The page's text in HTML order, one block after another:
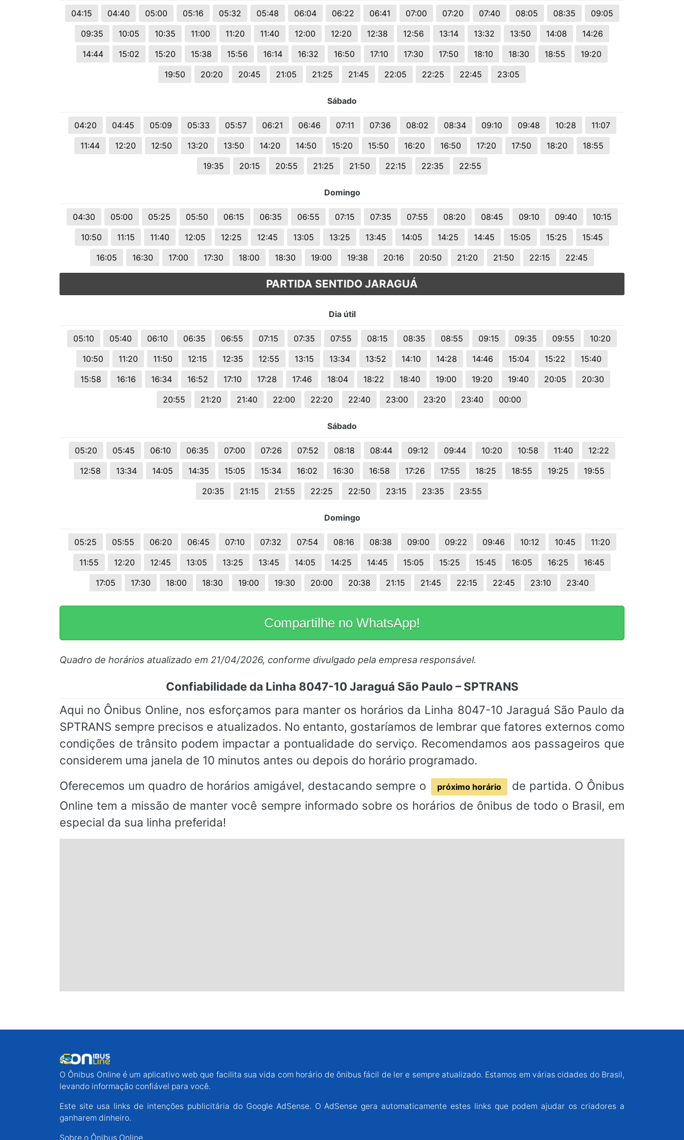
© 2026 Viva City Serviços Digitais Ltda. Todos os direitos reservados.
04:15 04:40 05:00 05:16 05:32 05:48 06:04 06:22 06:41 07:00 07:20 07:40 08:05 08:35
09:05
09:35
10:05 10:35 11:00 11:20 11:40 12:00 12:20 12:38 12:56 13:14 13:32 13:50 14:08
14:26
14:44
15:02 15:20 15:38 15:56 16:14 16:32 16:50 17:10 17:30 17:50 18:10 18:30 18:55
19:20
19:50
20:20 20:45 21:05 21:25 21:45 22:05 22:25 22:45 23:05
Sábado
04:20 04:45 05:09 05:33 05:57 06:21 06:46 07:11 07:36 08:02 08:34 09:10 09:48 10:28
11:07
11:44
12:20 12:50 13:20 13:50 14:20 14:50 15:20 15:50 16:20 16:50 17:20 17:50 18:20
18:55
19:35
20:15 20:55 21:25 21:50 22:15 22:35 22:55
Domingo
04:30 05:00 05:25 05:50 06:15 06:35 06:55 07:15 07:35 07:55 08:20 08:45 09:10 09:40
10:15
10:50
11:15 11:40 12:05 12:25 12:45 13:05 13:25 13:45 14:05 14:25 14:45 15:05 15:25
15:45
16:05
16:30 17:00 17:30 18:00 18:30 19:00 19:38 20:16 20:50 21:20 21:50 22:15 22:45
PARTIDA SENTIDO JARAGUÁ
Dia útil
05:10 05:40 06:10 06:35 06:55 07:15 07:35 07:55 08:15 08:35 08:55 09:15 09:35 09:55
10:20
10:50
11:20 11:50 12:15 12:35 12:55 13:15 13:34 13:52 14:10 14:28 14:46 15:04 15:22
15:40
15:58
16:16 16:34 16:52 17:10 17:28 17:46 18:04 18:22 18:40 19:00 19:20 19:40 20:05
20:30
20:55
21:20 21:40 22:00 22:20 22:40 23:00 23:20 23:40 00:00
Sábado
05:20 05:45 06:10 06:35 07:00 07:26 07:52 08:18 08:44 09:12 09:44 10:20 10:58 11:40
12:22
12:58
13:34 14:05 14:35 15:05 15:34 16:02 16:30 16:58 17:26 17:55 18:25 18:55 19:25
19:55
20:35
21:15 21:55 22:25 22:50 23:15 23:35 23:55
Domingo
05:25 05:55 06:20 06:45 07:10 07:32 07:54 08:16 08:38 09:00 09:22 09:46 10:12 10:45
11:20
11:55
12:20 12:45 13:05 13:25 13:45 14:05 14:25 14:45 15:05 15:25 15:45 16:05 16:25
16:45
17:05
17:30 18:00 18:30 19:00 19:30 20:00 20:38 21:15 21:45 22:15 22:45 23:10 23:40
Compartilhe no WhatsApp!
Quadro de horários atualizado em 21/04/2026, conforme divulgado pela empresa responsável.
Confiabilidade da Linha 8047-10 Jaraguá São Paulo – SPTRANS
Aqui no Ônibus Online, nos esforçamos para manter os horários da Linha 8047-10 Jaraguá São Paulo da
SPTRANS sempre precisos e atualizados. No entanto, gostaríamos de lembrar que fatores externos como
condições de trânsito podem impactar a pontualidade do serviço. Recomendamos aos passageiros que
considerem uma janela de 10 minutos antes ou depois do horário programado.
Oferecemos um quadro de horários amigável, destacando sempre o
próximo horário
de partida. O Ônibus
Online tem a missão de manter você sempre informado sobre os horários de ônibus de todo o Brasil, em
especial da sua linha preferida!
O Ônibus Online é um aplicativo web que facilita sua vida com horário de ônibus fácil de ler e sempre atualizado. Estamos em várias cidades do Brasil,
levando informação confiável para você.
Este site usa links de intenções publicitária do Google AdSense. O AdSense gera automaticamente estes links que podem ajudar os criadores a
ganharem dinheiro.
Sobre o Ônibus Online